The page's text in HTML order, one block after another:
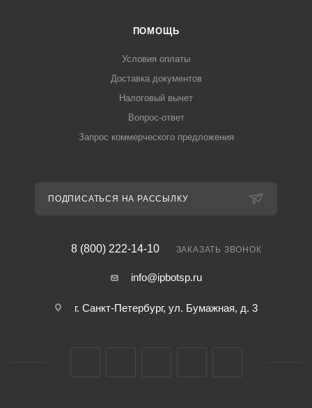
ПОМОЩЬ
Условия оплаты
Доставка документов
Налоговый вычет
Вопрос-ответ
Запрос коммерческого предложения
ПОДПИСАТЬСЯ НА РАССЫЛКУ
8 (800) 222-14-10 ЗАКАЗАТЬ ЗВОНОК
info@ipbotsp.ru
г. Санкт-Петербург, ул. Бумажная, д. 3